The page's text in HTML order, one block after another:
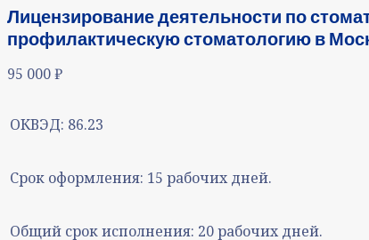
Лицензирование деятельности по
профилактическую стоматологию в
95 000₽
ОКВЭД: 86.23
Срок оформления: 15 рабочих дней.
Общий срок исполнения: 20 рабочих дней.